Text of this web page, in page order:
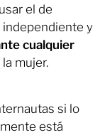
el de
independiente y
cualquier
mujer.
si lo
está